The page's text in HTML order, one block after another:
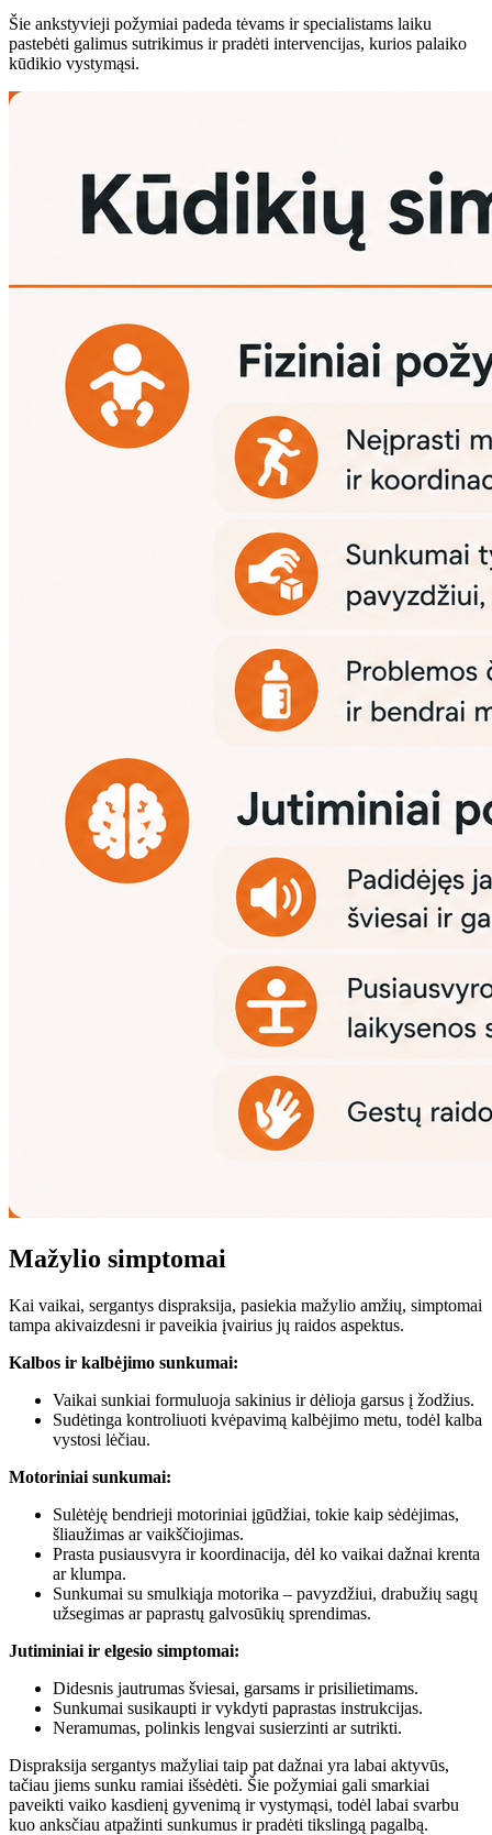
Šie ankstyvieji požymiai padeda tėvams ir specialistams laiku
pastebėti galimus sutrikimus ir pradėti intervencijas, kurios palaiko
kūdikio vystymąsi.
Mažylio simptomai
Kai vaikai, sergantys dispraksija, pasiekia mažylio amžių, simptomai
tampa akivaizdesni ir paveikia įvairius jų raidos aspektus.
Kalbos ir kalbėjimo sunkumai:
Vaikai sunkiai formuluoja sakinius ir dėlioja garsus į žodžius.
Sudėtinga kontroliuoti kvėpavimą kalbėjimo metu, todėl kalba
vystosi lėčiau.
Motoriniai sunkumai:
Sulėtėję bendrieji motoriniai įgūdžiai, tokie kaip sėdėjimas,
šliaužimas ar vaikščiojimas.
Prasta pusiausvyra ir koordinacija, dėl ko vaikai dažnai krenta
ar klumpa.
Sunkumai su smulkiąja motorika – pavyzdžiui, drabužių sagų
užsegimas ar paprastų galvosūkių sprendimas.
Jutiminiai ir elgesio simptomai:
Didesnis jautrumas šviesai, garsams ir prisilietimams.
Sunkumai susikaupti ir vykdyti paprastas instrukcijas.
Neramumas, polinkis lengvai susierzinti ar sutrikti.
Dispraksija sergantys mažyliai taip pat dažnai yra labai aktyvūs,
tačiau jiems sunku ramiai išsėdėti. Šie požymiai gali smarkiai
paveikti vaiko kasdienį gyvenimą ir vystymąsi, todėl labai svarbu
kuo anksčiau atpažinti sunkumus ir pradėti tikslingą pagalbą.